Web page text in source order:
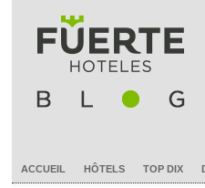
ACCUEIL HÔTELS TOP DIX